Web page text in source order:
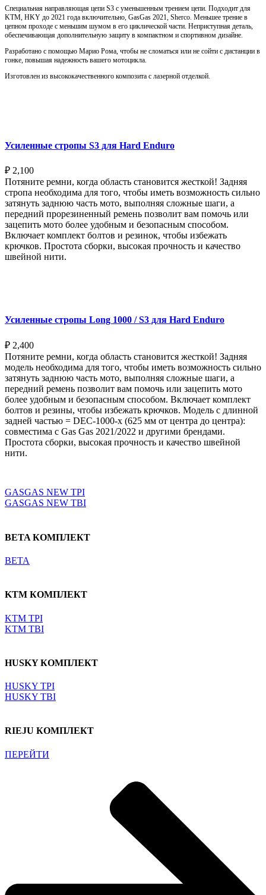
Специальная направляющая цепи S3 с уменьшенным трением цепи. Подходит для
KTM, HKY до 2021 года включительно, GasGas 2021, Sherco. Меньшее трение в
цепном проходе с меньшим шумом в его циклической части. Неприступная деталь,
обеспечивающая дополнительную защиту в компактном и спортивном дизайне.
Разработано с помощью Марио Рома, чтобы не сломаться или не сойти с дистанции в
гонке, повышая надежность вашего мотоцикла.
Изготовлен из высококачественного композита с лазерной отделкой.
Усиленные стропы S3 для Hard Enduro
₽ 2,100
Потяните ремни, когда область становится жесткой! Задняя
стропа необходима для того, чтобы иметь возможность сильно
затянуть заднюю часть мото, выполняя сложные шаги, а
передний прорезиненный ремень позволит вам помочь или
зацепить мото более удобным и безопасным способом.
Включает комплект болтов и резинок, чтобы избежать
крючков. Простота сборки, высокая прочность и качество
швейной нити.
Усиленные стропы Long 1000 / S3 для Hard Enduro
₽ 2,400
Потяните ремни, когда область становится жесткой! Задняя
модель необходима для того, чтобы иметь возможность сильно
затянуть заднюю часть мото, выполняя сложные шаги, а
передний ремень позволит вам помочь или зацепить мото
более удобным и безопасным способом. Включает комплект
болтов и резины, чтобы избежать крючков. Модель с длинной
задней частью = DEC-1000-x (625 мм от центра до центра):
совместима с Gas Gas 2021/2022 и другими брендами.
Простота сборки, высокая прочность и качество швейной
нити.
GASGAS NEW TPI
GASGAS NEW TBI
BETA КОМПЛЕКТ
BETA
KTM КОМПЛЕКТ
KTM TPI
KTM TBI
HUSKY КОМПЛЕКТ
HUSKY TPI
HUSKY TBI
RIEJU КОМПЛЕКТ
ПЕРЕЙТИ